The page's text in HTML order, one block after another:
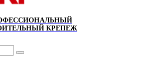
КРЕПЕЖ